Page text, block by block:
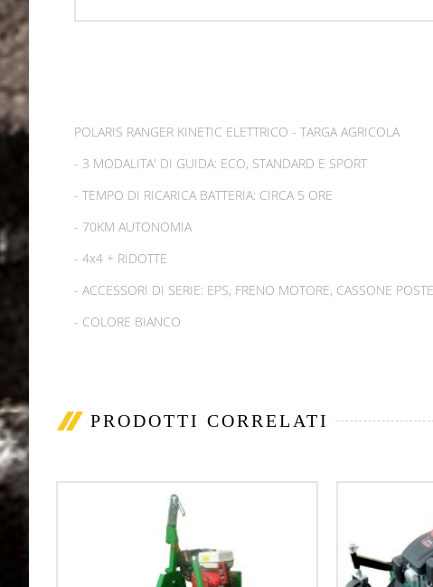
POLARIS RANGER KINETIC ELETTRICO - TARGA AGRICOLA
- 3 MODALITA' DI GUIDA: ECO, STANDARD E SPORT
- TEMPO DI RICARICA BATTERIA: CIRCA 5 ORE
- 70KM AUTONOMIA
- 4x4 + RIDOTTE
- ACCESSORI DI SERIE: EPS, FRENO MOTORE, CASSONE
- COLORE BIANCO
PRODOTTI CORRELATI